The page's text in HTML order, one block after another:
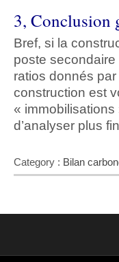
3, Conclusion
Bref, si la
poste
ratios donnés
construction est
«
d’analyser plus
Category : Bilan